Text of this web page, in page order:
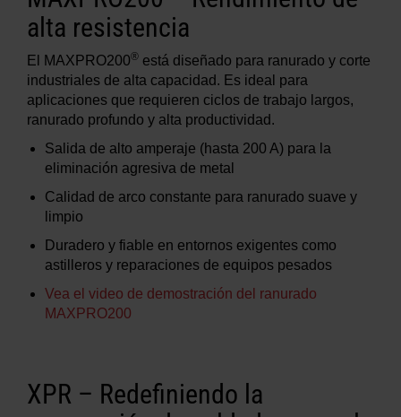
alta resistencia
El MAXPRO200® está diseñado para ranurado y corte
industriales de alta capacidad. Es ideal para
aplicaciones que requieren ciclos de trabajo largos,
ranurado profundo y alta productividad.
Salida de alto amperaje (hasta 200 A) para la
eliminación agresiva de metal
Calidad de arco constante para ranurado suave y
limpio
Duradero y fiable en entornos exigentes como
astilleros y reparaciones de equipos pesados
Vea el video de demostración del ranurado
MAXPRO200
XPR – Redefiniendo la